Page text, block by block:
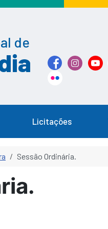
de
Licitações
Sessão Ordinária.